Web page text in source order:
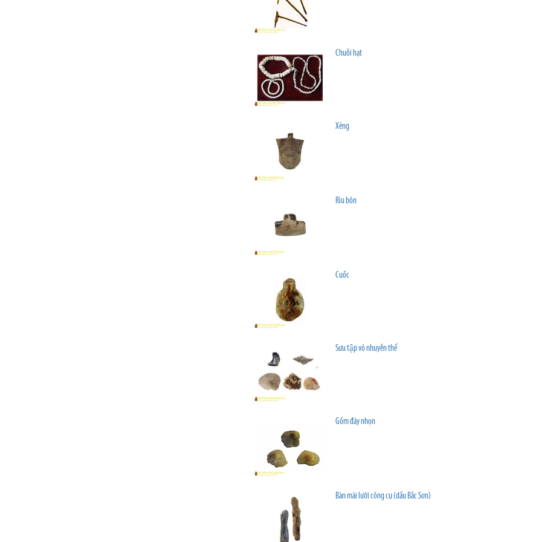
Chuỗi hạt
Xẻng
Rìu bôn
Cuốc
Sưu tập vỏ nhuyễn thể
Gốm đáy nhọn
Bàn mài lưỡi công cụ (dấu Bắc Sơn)